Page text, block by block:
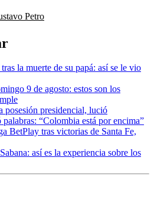
Petro
la muerte de su papá: así se le vio
9 de agosto: estos son los
posesión presidencial, lució
palabras: “Colombia está por encima”
BetPlay tras victorias de Santa Fe,
así es la experiencia sobre los